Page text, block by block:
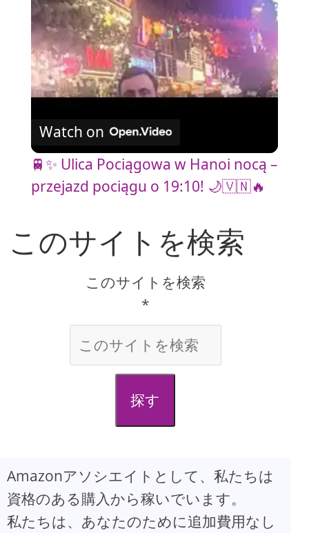
a
y
V
i
e
o
Watch on
🚆✨ Ulica Pociągowa w Hanoi nocą –
przejazd pociągu o 19:10! 🌙🇻🇳🔥
このサイトを検索
このサイトを検索
*
探す
Amazonアソシエイトとして、私たちは
資格のある購入から稼いでいます。
私たちは、あなたのために追加費用なし